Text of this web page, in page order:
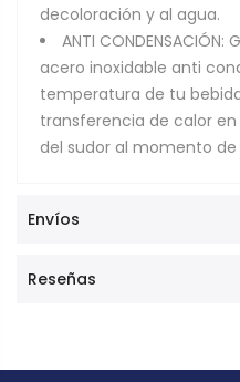
decoloración y al agua.
ANTI
acero inoxidable anti
temperatura de tu
transferencia de calor
del sudor al momento
Envíos
Reseñas